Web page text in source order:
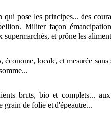
qui pose les principes... des
Militer façon
supermarchés, et prône les
économe, locale, et mesurée sans
bruts, bio et complets...
grain de folie et d'épeautre...